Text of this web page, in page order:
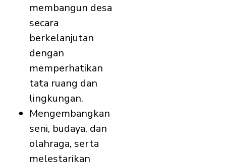
membangun desa
secara
berkelanjutan
dengan
memperhatikan
tata ruang dan
lingkungan.
Mengembangkan
seni, budaya, dan
olahraga, serta
melestarikan